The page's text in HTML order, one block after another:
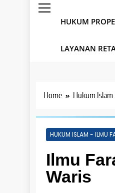
HUKUM
LAYANAN
Home Hukum
HUKUM ISLAM - ILMU
Ilmu
Waris